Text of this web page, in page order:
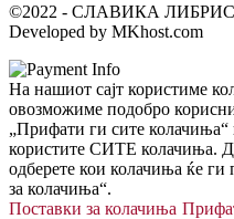
©2022 - СЛАВИКА
Developed by MKhost.com
На нашиот сајт користиме
овозможиме подобро
„Прифати ги сите колачиња“
користите СИТЕ колачиња.
одберете кои колачиња ќе
за колачиња“.
Поставки за колачиња